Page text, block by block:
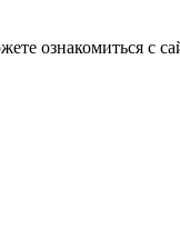
ознакомиться с